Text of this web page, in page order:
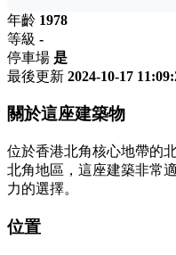
年齡 1978
等級 -
停車場 是
最後更新 2024-10-17
關於這座建築物
位於香港北角核心地帶的
北角地區，這座建築非常
力的選擇。
位置